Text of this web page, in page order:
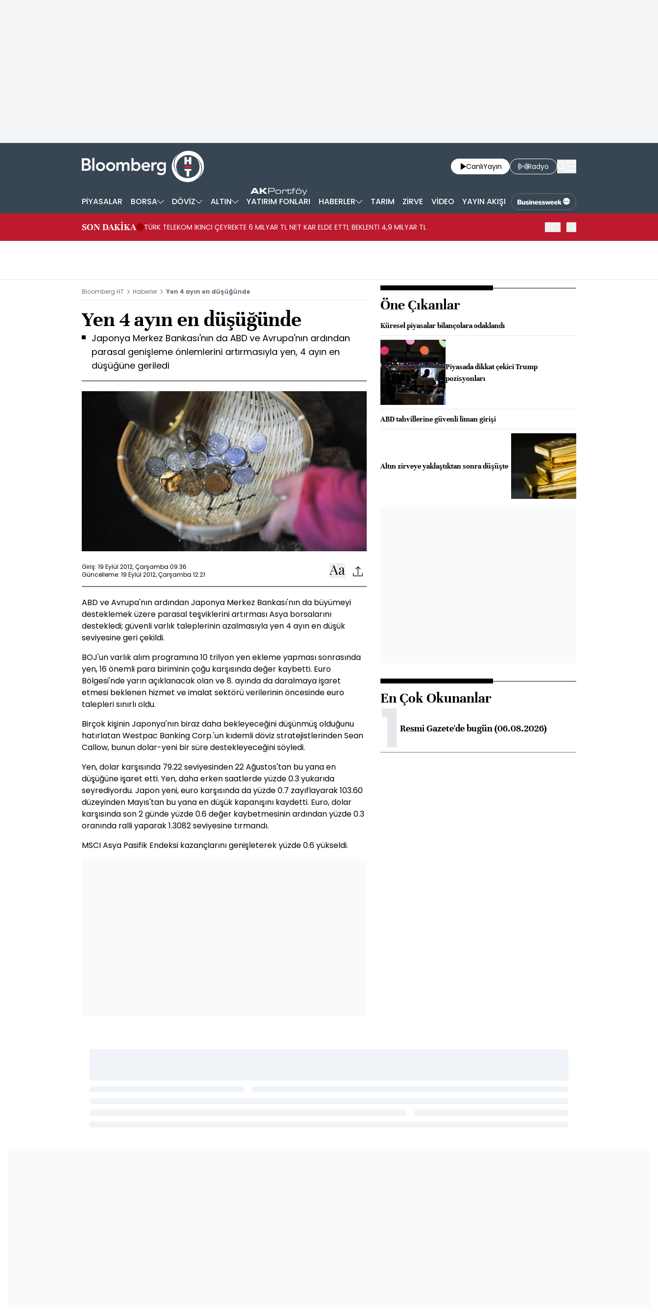
CanlıYayın Radyo
PİYASALAR BORSA DÖVİZ ALTIN YATIRIM FONLARI HABERLER TARIM ZİRVE VİDEO YAYIN AKIŞI
SON DAKİKA TÜRK TELEKOM İKİNCİ ÇEYREKTE 6 MİLYAR TL NET KAR ELDE ETTİ; BEKLENTİ 4,9 MİLYAR TL
Bloomberg HT Haberler Yen 4 ayın en düşüğünde
Yen 4 ayın en düşüğünde
Japonya Merkez Bankası'nın da ABD ve Avrupa'nın ardından
parasal genişleme önlemlerini artırmasıyla yen, 4 ayın en
düşüğüne geriledi
Giriş: 19 Eylül 2012, Çarşamba 09:36
Güncelleme: 19 Eylül 2012, Çarşamba 12:21
ABD ve Avrupa'nın ardından Japonya Merkez Bankası'nın da büyümeyi
desteklemek üzere parasal teşviklerini artırması Asya borsalarını
destekledi; güvenli varlık taleplerinin azalmasıyla yen 4 ayın en düşük
seviyesine geri çekildi.
BOJ'un varlık alım programına 10 trilyon yen ekleme yapması sonrasında
yen, 16 önemli para biriminin çoğu karşısında değer kaybetti. Euro
Bölgesi'nde yarın açıklanacak olan ve 8. ayında da daralmaya işaret
etmesi beklenen hizmet ve imalat sektörü verilerinin öncesinde euro
talepleri sınırlı oldu.
Birçok kişinin Japonya'nın biraz daha bekleyeceğini düşünmüş olduğunu
hatırlatan Westpac Banking Corp.'un kıdemli döviz stratejistlerinden Sean
Callow, bunun dolar-yeni bir süre destekleyeceğini söyledi.
Yen, dolar karşısında 79.22 seviyesinden 22 Ağustos'tan bu yana en
düşüğüne işaret etti. Yen, daha erken saatlerde yüzde 0.3 yukarıda
seyrediyordu. Japon yeni, euro karşısında da yüzde 0.7 zayıflayarak 103.60
düzeyinden Mayıs'tan bu yana en düşük kapanışını kaydetti. Euro, dolar
karşısında son 2 günde yüzde 0.6 değer kaybetmesinin ardından yüzde 0.3
oranında ralli yaparak 1.3082 seviyesine tırmandı.
MSCI Asya Pasifik Endeksi kazançlarını genişleterek yüzde 0.6 yükseldi.
Öne Çıkanlar
Küresel piyasalar bilançolara odaklandı
Piyasada dikkat çekici Trump
pozisyonları
ABD tahvillerine güvenli liman girişi
Altın zirveye yaklaştıktan sonra düşüşte
En Çok Okunanlar
1Resmi Gazete'de bugün (06.08.2026)